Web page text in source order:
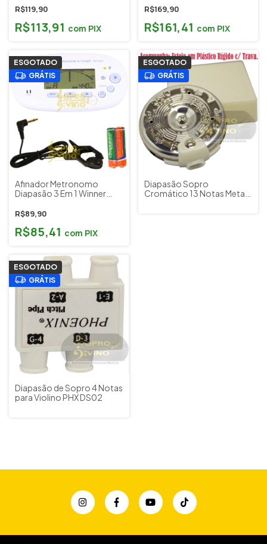
R$119,90
R$113,91 com PIX
R$169,90
R$161,41 com PIX
ESGOTADO
GRÁTIS
Afinador Metronomo
Diapasão 3 Em 1 Winner
R$89,90
R$85,41 com PIX
ESGOTADO
GRÁTIS
Diapasão Sopro
Cromático 13 Notas Metal
ESGOTADO
GRÁTIS
Diapasão de Sopro 4 Notas
para Violino PHX DS02